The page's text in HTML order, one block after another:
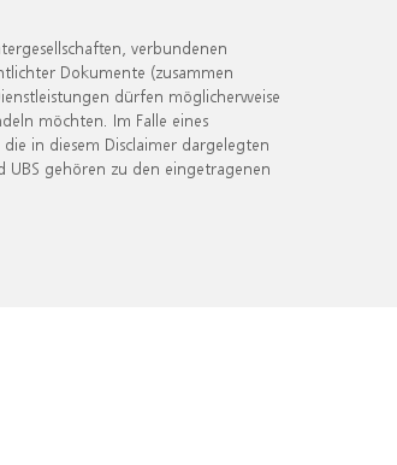
verbundenen
Dokumente (zusammen
dürfen möglicherweise
möchten. Im Falle eines
in diesem Disclaimer dargelegten
gehören zu den eingetragenen